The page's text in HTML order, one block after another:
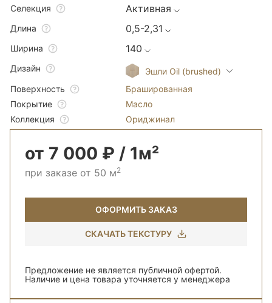
Селекция Активная
Длина 0,5-2,31
Ширина 140
Дизайн
Эшли Oil (brushed)
Поверхность
Брашированная
Покрытие
Масло
Коллекция
Ориджинал
от 7 000 ₽ / 1м²
при заказе от 50 м2
ОФОРМИТЬ ЗАКАЗ
СКАЧАТЬ ТЕКСТУРУ
Предложение не является публичной офертой.
Наличие и цена товара уточняется у менеджера